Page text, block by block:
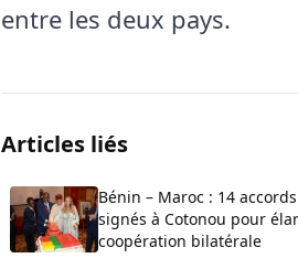
entre les deux pays.
Articles liés
Bénin – Maroc : 14 accords
signés à Cotonou pour
coopération bilatérale